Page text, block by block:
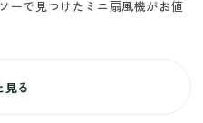
ーで見つけたミニ扇風機がお値
見る